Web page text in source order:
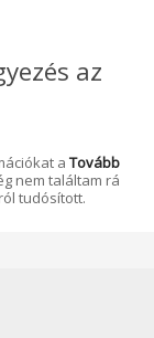
az
a Tovább
nem találtam rá
tudósított.